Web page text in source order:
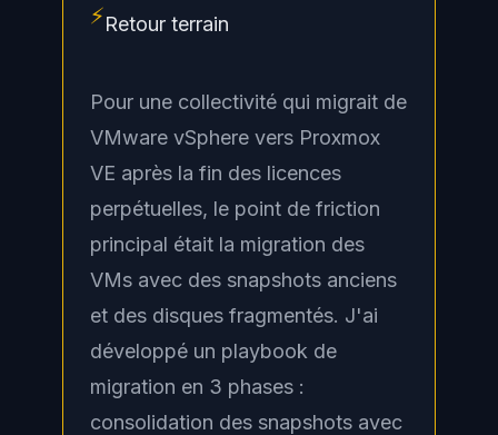
⚡Retour terrain
Pour une collectivité qui migrait de
VMware vSphere vers Proxmox
VE après la fin des licences
perpétuelles, le point de friction
principal était la migration des
VMs avec des snapshots anciens
et des disques fragmentés. J'ai
développé un playbook de
migration en 3 phases :
consolidation des snapshots avec